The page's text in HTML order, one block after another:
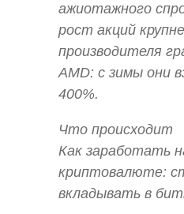
ажиотажного
рост акций
производителя
AMD: с зимы они
400%.
Что происходит
Как заработать
криптовалюте:
вкладывать в